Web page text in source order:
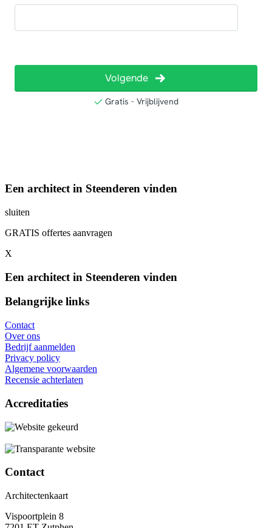
Een architect in Steenderen vinden
sluiten
GRATIS offertes aanvragen
X
Een architect in Steenderen vinden
Belangrijke links
Contact
Over ons
Bedrijf aanmelden
Privacy policy
Algemene voorwaarden
Recensie achterlaten
Accreditaties
Contact
Architectenkaart
Vispoortplein 8